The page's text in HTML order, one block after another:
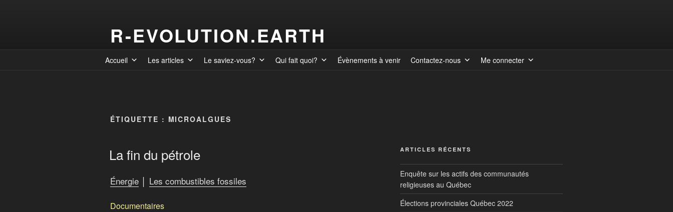
R-EVOLUTION.EARTH
Accueil Les articles Le saviez-vous? Qui fait quoi? Évènements à venir Contactez-nous Me connecter
ÉTIQUETTE : MICROALGUES
La fin du pétrole
Énergie │ Les combustibles fossiles
Documentaires
ARTICLES RÉCENTS
Enquête sur les actifs des communautés
religieuses au Québec
Élections provinciales Québec 2022